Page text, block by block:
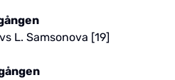
L. Samsonova [19]